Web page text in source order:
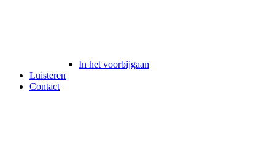
In het voorbijgaan
Luisteren
Contact